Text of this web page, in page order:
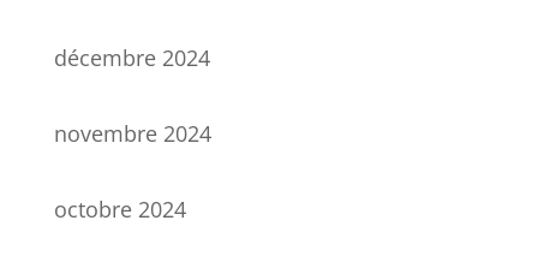
décembre 2024
novembre 2024
octobre 2024